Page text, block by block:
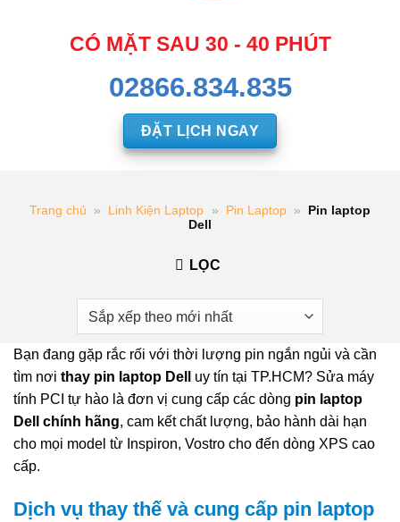
CÓ MẶT SAU 30 - 40 PHÚT
02866.834.835
ĐẶT LỊCH NGAY
Trang chủ » Linh Kiện Laptop » Pin Laptop »
Pin laptop
Dell
LỌC
Bạn đang gặp rắc rối với thời lượng pin ngắn ngủi và cần
tìm nơi thay pin laptop Dell
uy tín tại TP.HCM? Sửa máy
tính PCI tự hào là đơn vị cung cấp các dòng pin laptop
Dell chính hãng, cam kết chất lượng, bảo hành dài hạn
cho mọi model từ Inspiron, Vostro cho đến dòng XPS cao
cấp.
Dịch vụ thay thế và cung cấp pin laptop